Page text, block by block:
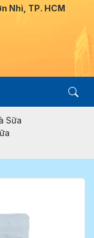
Nhì, TP. HCM
Sữa